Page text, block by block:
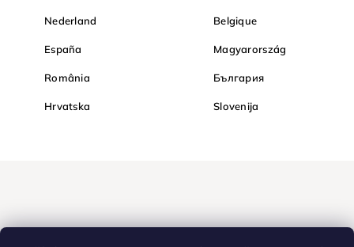
Nederland Belgique
España Magyarország
România България
Hrvatska Slovenija